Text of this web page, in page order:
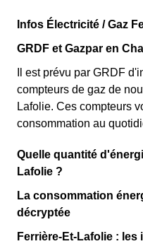
Infos Électricité / Gaz
GRDF et Gazpar en
Il est prévu par GRDF
compteurs de gaz de
Lafolie. Ces compteurs
consommation au
Quelle quantité
Lafolie ?
La consommation
décryptée
Ferrière-Et-Lafolie : les